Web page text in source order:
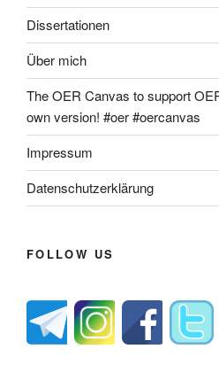
Dissertationen
Über mich
The OER Canvas to support
own version! #oer #oercanvas
Impressum
Datenschutzerklärung
FOLLOW US